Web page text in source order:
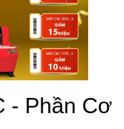
- Phần Cơ